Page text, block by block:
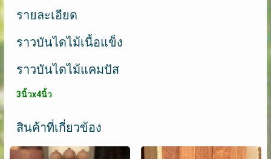
รายละเอียด
ราวบันไดไม้เนื้อแข็ง
ราวบันไดไม้แคมปัส
3นิ้วx4นิ้ว
สินค้าที่เกี่ยวข้อง